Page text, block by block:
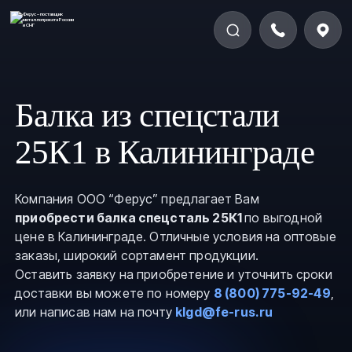
Балка из спецстали
25К1 в Калининграде
Компания ООО “Ферус” предлагает Вам
приобрести балка спецсталь 25К1по выгодной
цене в Калининграде. Отличные условия на оптовые
заказы, широкий сортамент продукции.
Оставить заявку на приобретение и уточнить сроки
доставки вы можете по номеру 8 (800) 775-92-49,
или написав нам на почту klgd@fe-rus.ru